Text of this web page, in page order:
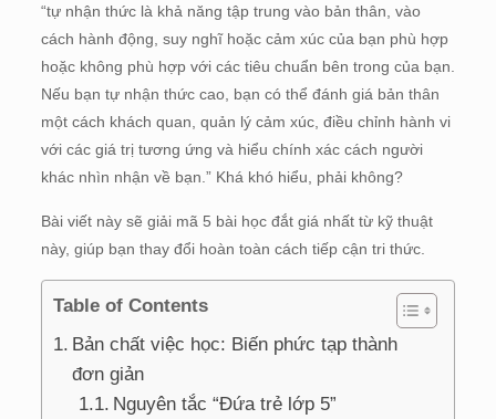
“tự nhận thức là khả năng tập trung vào bản thân, vào
cách hành động, suy nghĩ hoặc cảm xúc của bạn phù hợp
hoặc không phù hợp với các tiêu chuẩn bên trong của bạn.
Nếu bạn tự nhận thức cao, bạn có thể đánh giá bản thân
một cách khách quan, quản lý cảm xúc, điều chỉnh hành vi
với các giá trị tương ứng và hiểu chính xác cách người
khác nhìn nhận về bạn.” Khá khó hiểu, phải không?
Bài viết này sẽ giải mã 5 bài học đắt giá nhất từ kỹ thuật
này, giúp bạn thay đổi hoàn toàn cách tiếp cận tri thức.
Table of Contents
Bản chất việc học: Biến phức tạp thành
đơn giản
Nguyên tắc “Đứa trẻ lớp 5”